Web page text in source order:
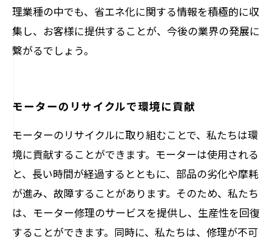
理業種の中でも、省エネ化に関する情報を積極的に収
集し、お客様に提供することが、今後の業界の発展に
繋がるでしょう。
モーターのリサイクルで環境に貢献
モーターのリサイクルに取り組むことで、私たちは環
境に貢献することができます。モーターは使用される
と、長い時間が経過するとともに、部品の劣化や摩耗
が進み、故障することがあります。そのため、私たち
は、モーター修理のサービスを提供し、生産性を回復
することができます。同時に、私たちは、修理が不可